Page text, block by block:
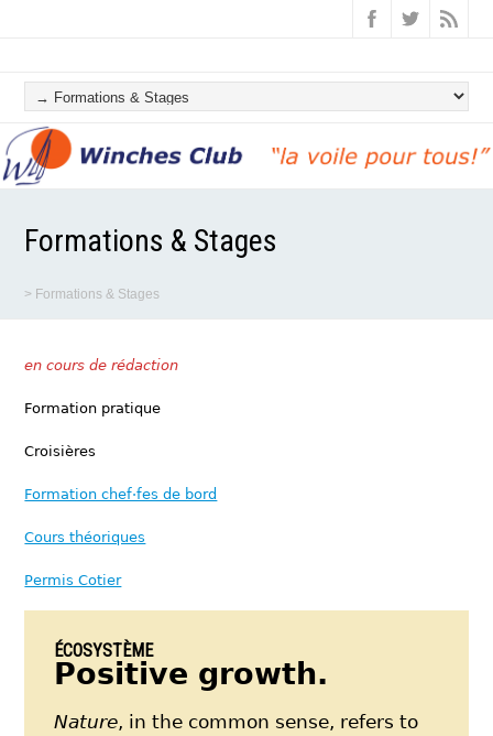
Formations & Stages
> Formations & Stages
en cours de rédaction
Formation pratique
Croisières
Formation chef·fes de bord
Cours théoriques
Permis Cotier
ÉCOSYSTÈME
Positive growth.
Nature, in the common sense, refers to